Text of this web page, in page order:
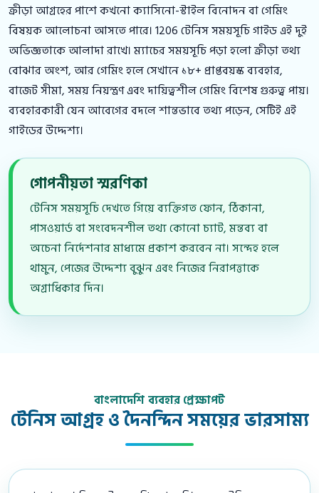
ক্রীড়া আগ্রহের পাশে কখনো ক্যাসিনো-স্টাইল বিনোদন বা গেমিং
বিষয়ক আলোচনা আসতে পারে। 1206 টেনিস সময়সূচি গাইড এই দুই
অভিজ্ঞতাকে আলাদা রাখে। ম্যাচের সময়সূচি পড়া হলো ক্রীড়া তথ্য
বোঝার অংশ, আর গেমিং হলে সেখানে ১৮+ প্রাপ্তবয়স্ক ব্যবহার,
বাজেট সীমা, সময় নিয়ন্ত্রণ এবং দায়িত্বশীল গেমিং বিশেষ গুরুত্ব পায়।
ব্যবহারকারী যেন আবেগের বদলে শান্তভাবে তথ্য পড়েন, সেটিই এই
গাইডের উদ্দেশ্য।
গোপনীয়তা স্মরণিকা
টেনিস সময়সূচি দেখতে গিয়ে ব্যক্তিগত ফোন, ঠিকানা,
পাসওয়ার্ড বা সংবেদনশীল তথ্য কোনো চ্যাট, মন্তব্য বা
অচেনা নির্দেশনার মাধ্যমে প্রকাশ করবেন না। সন্দেহ হলে
থামুন, পেজের উদ্দেশ্য বুঝুন এবং নিজের নিরাপত্তাকে
অগ্রাধিকার দিন।
বাংলাদেশি ব্যবহার প্রেক্ষাপট
টেনিস আগ্রহ ও দৈনন্দিন সময়ের ভারসাম্য